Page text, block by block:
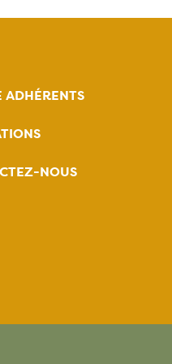
ADHÉRENTS
NOUS